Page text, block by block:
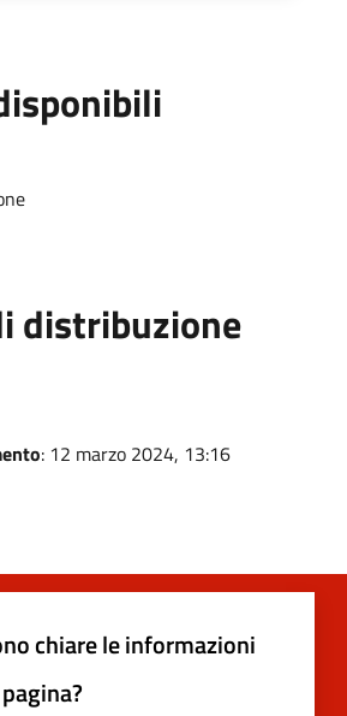
distribuzione
: 12 marzo 2024, 13:16
chiare le informazioni